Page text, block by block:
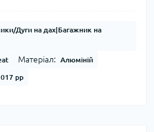
Дуги на дах|Багажник на
Матеріал: Алюміній
рр